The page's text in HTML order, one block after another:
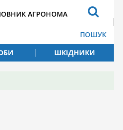
АГРОНОМА
ПОШУК
ШКІДНИКИ